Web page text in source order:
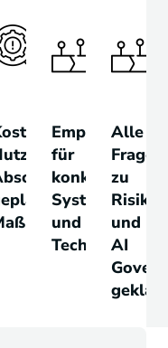
Empfehlung
für
konkrete
Systeme
und
Technologien
Alle
Fragen
zu
Risiken
und
AI
geklärt